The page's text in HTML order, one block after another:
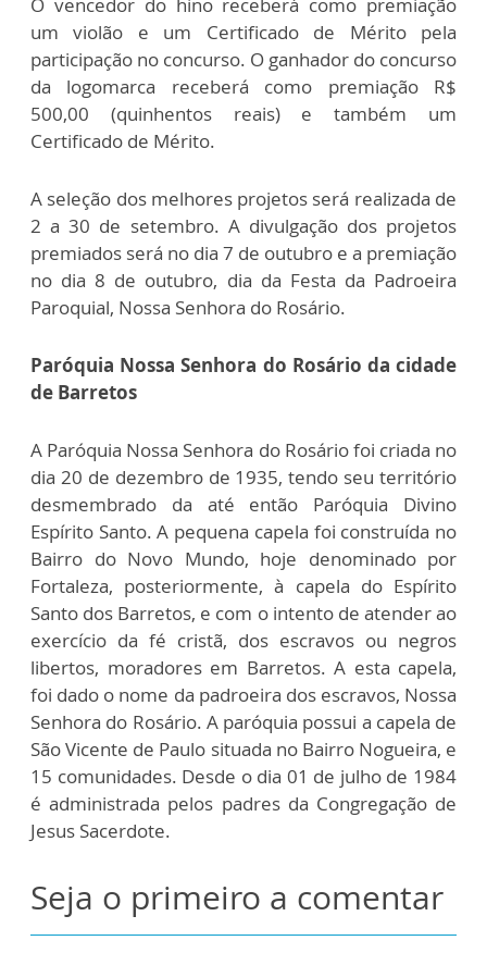
O vencedor do hino receberá como premiação
um violão e um Certificado de Mérito pela
participação no concurso. O ganhador do concurso
da logomarca receberá como premiação R$
500,00 (quinhentos reais) e também um
Certificado de Mérito.
A seleção dos melhores projetos será realizada de
2 a 30 de setembro. A divulgação dos projetos
premiados será no dia 7 de outubro e a premiação
no dia 8 de outubro, dia da Festa da Padroeira
Paroquial, Nossa Senhora do Rosário.
Paróquia Nossa Senhora do Rosário da cidade
de Barretos
A Paróquia Nossa Senhora do Rosário foi criada no
dia 20 de dezembro de 1935, tendo seu território
desmembrado da até então Paróquia Divino
Espírito Santo. A pequena capela foi construída no
Bairro do Novo Mundo, hoje denominado por
Fortaleza, posteriormente, à capela do Espírito
Santo dos Barretos, e com o intento de atender ao
exercício da fé cristã, dos escravos ou negros
libertos, moradores em Barretos. A esta capela,
foi dado o nome da padroeira dos escravos, Nossa
Senhora do Rosário. A paróquia possui a capela de
São Vicente de Paulo situada no Bairro Nogueira, e
15 comunidades. Desde o dia 01 de julho de 1984
é administrada pelos padres da Congregação de
Jesus Sacerdote.
Seja o primeiro a comentar